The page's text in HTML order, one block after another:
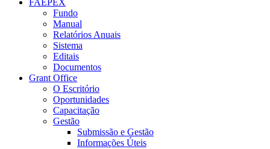
Fundo
Manual
Relatórios Anuais
Sistema
Editais
Documentos
Grant Office
O Escritório
Oportunidades
Capacitação
Gestão
Submissão e Gestão
Informações Úteis